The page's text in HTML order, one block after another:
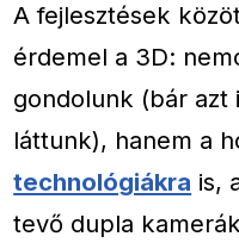
A fejlesztések
érdemel a 3D:
gondolunk (bár
láttunk), hanem a
technológiákra is,
tevő dupla